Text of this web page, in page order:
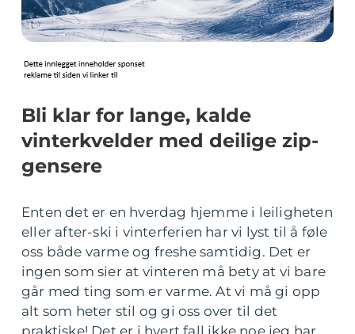
Bli klar for lange, kalde
vinterkvelder med deilige zip-
gensere
Enten det er en hverdag hjemme i leiligheten
eller after-ski i vinterferien har vi lyst til å føle
oss både varme og freshe samtidig. Det er
ingen som sier at vinteren må bety at vi bare
går med ting som er varme. At vi må gi opp
alt som heter stil og gi oss over til det
praktiske! Det er i hvert fall ikke noe jeg har